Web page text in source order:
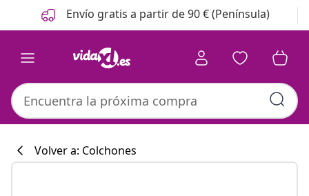
Anterior
Siguiente Envío gratis a partir de 90 € (Península)
Volver a: Colchones